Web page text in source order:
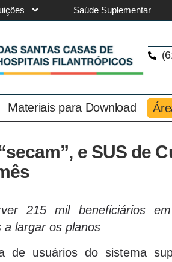
Saúde Suplementar
Materiais para Download
e SUS de
215 mil beneficiários
a largar os planos
de usuários do sistema